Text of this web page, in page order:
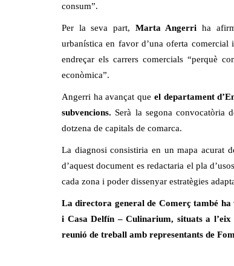
consum”.
Per la seva part, Marta Angerri ha
urbanística en favor d’una oferta
endreçar els carrers comercials “perquè
econòmica”.
Angerri ha avançat que el departament
subvencions. Serà la segona convocatòria
dotzena de capitals de comarca.
La diagnosi consistiria en un mapa acurat
d’aquest document es redactaria el pla
cada zona i poder dissenyar estratègies
La directora general de Comerç també
i Casa Delfín – Culinarium, situats a
reunió de treball amb representants de